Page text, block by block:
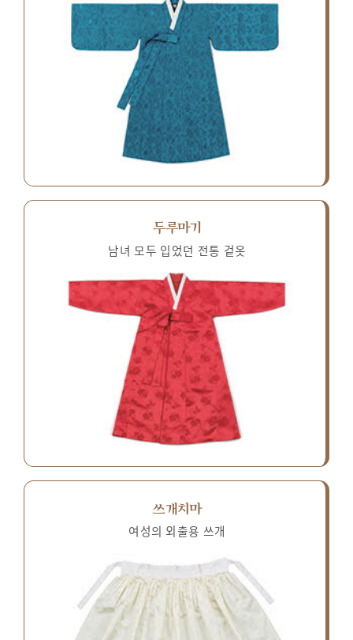
두루마기
남녀 모두 입었던 전통 겉옷
쓰개치마
여성의 외출용 쓰개